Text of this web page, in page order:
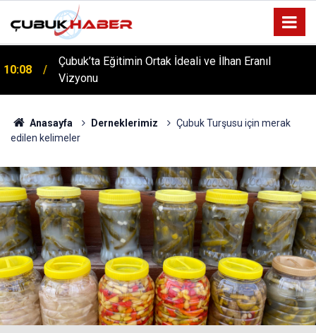
10:08
Çubuk’ta Eğitimin Ortak İdeali ve İlhan Eranıl
Vizyonu
12:06
ÇUBUK’TA ‘YAZA MERHABA’ COŞKUSU: Kursiyerler
Gönüllerince Eğlendi!
Anasayfa Derneklerimiz
Çubuk Turşusu için merak
edilen kelimeler